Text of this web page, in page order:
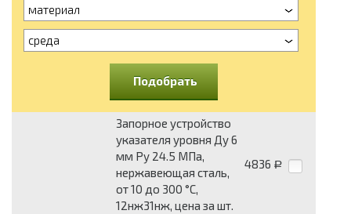
материал
среда
Подобрать
Запорное устройство
указателя уровня Ду 6
мм Pу 24.5 МПа,
нержавеющая сталь,
от 10 до 300 °С,
12нж31нж, цена за шт.
4836 Р